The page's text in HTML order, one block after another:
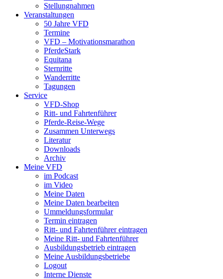
Stellungnahmen
Veranstaltungen
50 Jahre VFD
Termine
VFD – Motivationsmarathon
PferdeStark
Equitana
Sternritte
Wanderritte
Tagungen
Service
VFD-Shop
Ritt- und Fahrtenführer
Pferde-Reise-Wege
Zusammen Unterwegs
Literatur
Downloads
Archiv
Meine VFD
im Podcast
im Video
Meine Daten
Meine Daten bearbeiten
Ummeldungsformular
Termin eintragen
Ritt- und Fahrtenführer eintragen
Meine Ritt- und Fahrtenführer
Ausbildungsbetrieb eintragen
Meine Ausbildungsbetriebe
Logout
Interne Dienste